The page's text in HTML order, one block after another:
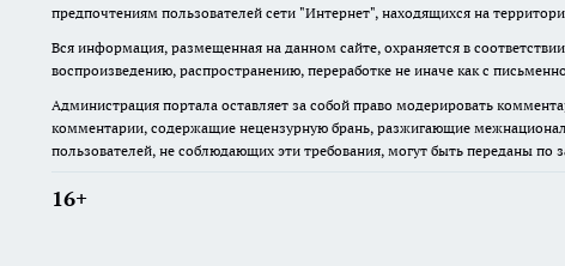
предпочтениям пользователей сети "Интернет", находящихся на
Вся информация, размещенная на данном сайте, охраняется в
воспроизведению, распространению, переработке не иначе как с
Администрация портала оставляет за собой право модерировать
комментарии, содержащие нецензурную брань, разжигающие
пользователей, не соблюдающих эти требования, могут быть переданы по
16+